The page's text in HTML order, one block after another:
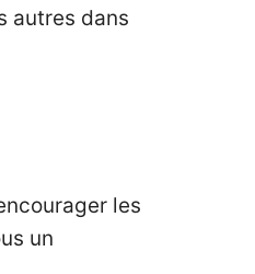
autres dans
les
un